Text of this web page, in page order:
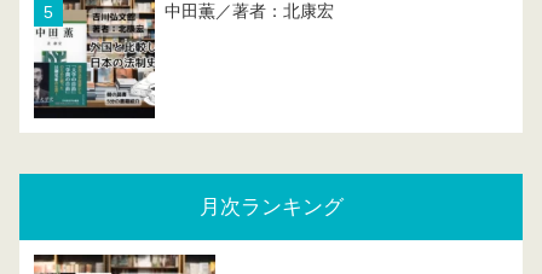
中田薫／著者：北康宏
月次ランキング